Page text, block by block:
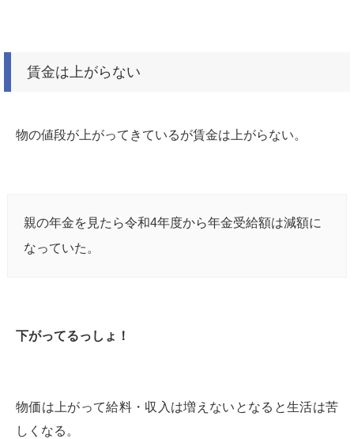
賃金は上がらない
物の値段が上がってきているが賃金は上がらない。
親の年金を見たら令和4年度から年金受給額は減額に
なっていた。
下がってるっしょ！
物価は上がって給料・収入は増えないとなると生活は苦
しくなる。